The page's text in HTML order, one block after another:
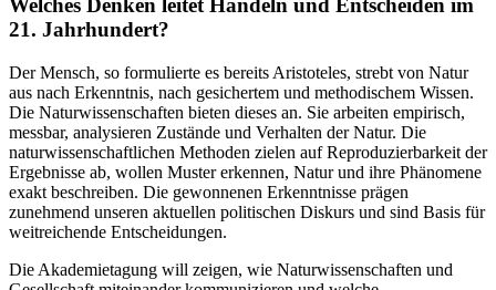
Welches Denken leitet Handeln und Entscheiden im
21. Jahrhundert?
Der Mensch, so formulierte es bereits Aristoteles, strebt von Natur
aus nach Erkenntnis, nach gesichertem und methodischem Wissen.
Die Naturwissenschaften bieten dieses an. Sie arbeiten empirisch,
messbar, analysieren Zustände und Verhalten der Natur. Die
naturwissenschaftlichen Methoden zielen auf Reproduzierbarkeit der
Ergebnisse ab, wollen Muster erkennen, Natur und ihre Phänomene
exakt beschreiben. Die gewonnenen Erkenntnisse prägen
zunehmend unseren aktuellen politischen Diskurs und sind Basis für
weitreichende Entscheidungen.
Die Akademietagung will zeigen, wie Naturwissenschaften und